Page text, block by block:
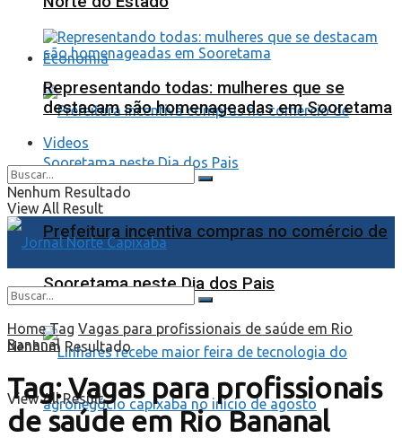
Economia
Prefeitura incentiva compras no comércio de
Sooretama neste Dia dos Pais
Representando todas: mulheres que se
destacam são homenageadas em Sooretama
Videos
Nenhum Resultado
View All Result
Nenhum Resultado
View All Result
Home Tag Vagas para profissionais de saúde em Rio
Bananal
Tag:Vagas para profissionais
de saúde em Rio Bananal